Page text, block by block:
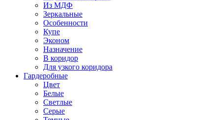
Из МДФ
Зеркальные
Особенности
Купе
Эконом
Назначение
В коридор
Для узкого коридора
Гардеробные
Цвет
Белые
Светлые
Серые